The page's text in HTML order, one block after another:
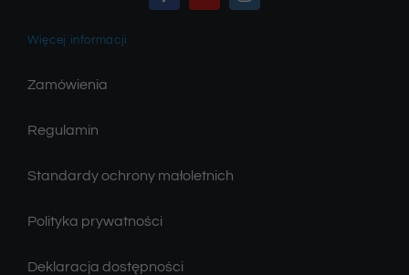
Więcej informacji
Zamówienia
Regulamin
Standardy ochrony małoletnich
Polityka prywatności
Deklaracja dostępności